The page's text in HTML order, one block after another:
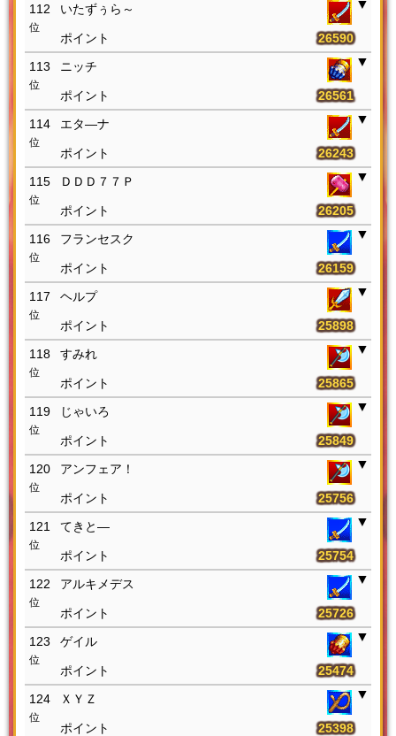
112
位
いたずぅら～
26590
113
位
ニッチ
26561
114
位
エタ―ナ
26243
115
位
ＤＤＤ７７Ｐ
26205
116
位
フランセスク
26159
117
位
ヘルプ
25898
118
位
すみれ
25865
119
位
じゃいろ
25849
120
位
アンフェア！
25756
121
位
てきと―
25754
122
位
アルキメデス
25726
123
位
ゲイル
25474
124
位
ＸＹＺ
25398